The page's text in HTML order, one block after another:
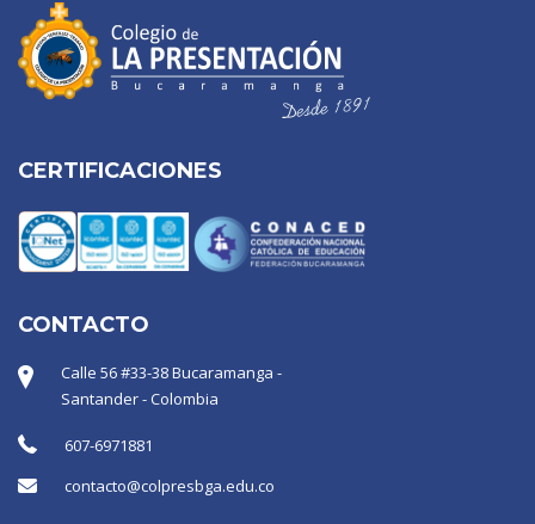
CERTIFICACIONES
CONTACTO
Calle 56 #33-38 Bucaramanga -
Santander - Colombia
607-6971881
contacto@colpresbga.edu.co